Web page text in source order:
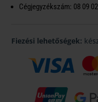
Cégjegyzékszám: 08 09
Fiezési lehetőségek: